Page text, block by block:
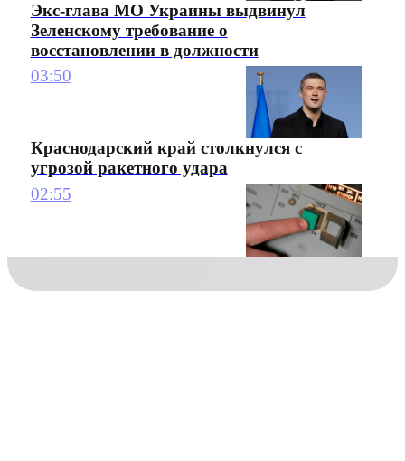
Экс-глава МО Украины выдвинул
Зеленскому требование о
восстановлении в должности
03:50
Краснодарский край столкнулся с
угрозой ракетного удара
02:55